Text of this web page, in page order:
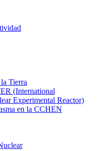
Tierra
(International
Experimental Reactor)
en la CCHEN